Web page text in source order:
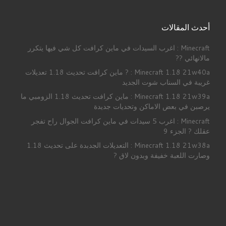
أحدث المقالات
Minecraft : اغرب السيدات في ماين كرافت كل شي فيها يتكرر
مالانهائي ??
Minecraft 1.18 21w40a : ? ماين كرافت تحديث 1.18 تعديلات
غريبة في السناب شوت الجديد
Minecraft 1.18 21w39a : ماين كرافت تحديث 1.18 الزومبي ما
يرصبن في بعض الاماكن وتحديات جديدة
Minecraft : اغرب 5 سيدات في ماين كرافت الجوال راح تفجر
عقلك ? الجزء 9
Minecraft 1.18 21w38a : التعديلات الجدبدة على تحديث 1.18
وصارت اللعبة خفيفة وبدون لاق ?